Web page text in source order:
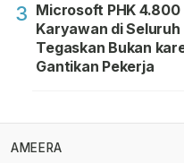
3 Microsoft PHK 4.800
Karyawan di Seluruh
Tegaskan Bukan
Gantikan Pekerja
AMEERA